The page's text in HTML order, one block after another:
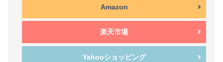
Amazon
楽天市場
Yahooショッピング